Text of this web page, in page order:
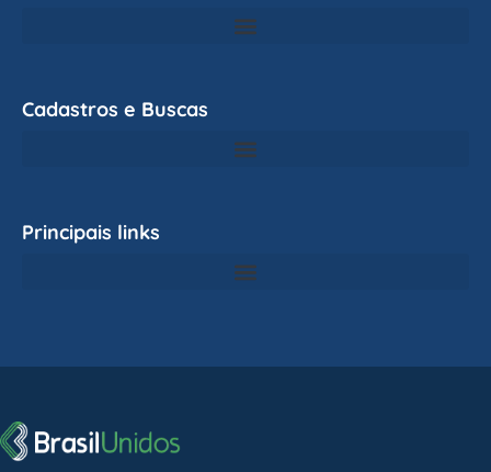
Cadastros e Buscas
Principais links